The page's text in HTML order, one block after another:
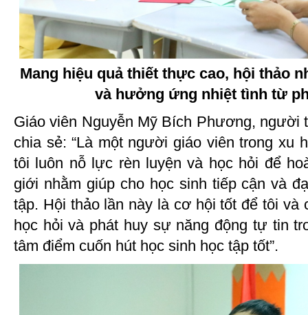
Mang hiệu quả thiết thực cao, hội thảo
và hưởng ứng nhiệt tình từ
Giáo viên Nguyễn Mỹ Bích Phương, người
chia sẻ: “Là một người giáo viên trong xu
tôi luôn nỗ lực rèn luyện và học hỏi để
giới nhằm giúp cho học sinh tiếp cận và
tập. Hội thảo lần này là cơ hội tốt để tôi và
học hỏi và phát huy sự năng động tự tin
tâm điểm cuốn hút học sinh học tập tốt”.